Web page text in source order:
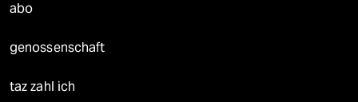
abo
genossenschaft
taz zahl ich